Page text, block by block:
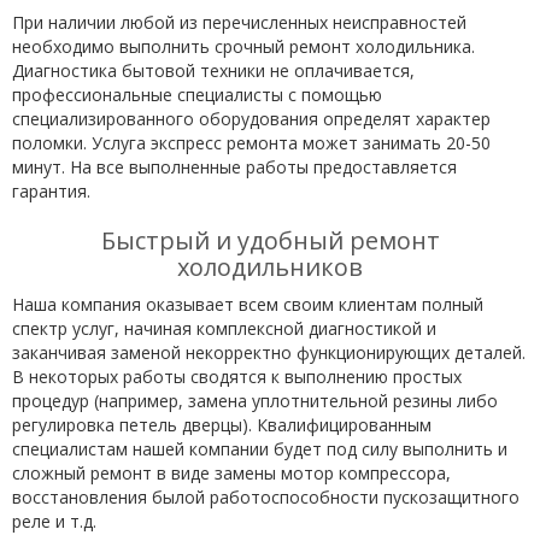
При наличии любой из перечисленных неисправностей
необходимо выполнить срочный ремонт холодильника.
Диагностика бытовой техники не оплачивается,
профессиональные специалисты с помощью
специализированного оборудования определят характер
поломки. Услуга экспресс ремонта может занимать 20-50
минут. На все выполненные работы предоставляется
гарантия.
Быстрый и удобный ремонт
холодильников
Наша компания оказывает всем своим клиентам полный
спектр услуг, начиная комплексной диагностикой и
заканчивая заменой некорректно функционирующих деталей.
В некоторых работы сводятся к выполнению простых
процедур (например, замена уплотнительной резины либо
регулировка петель дверцы). Квалифицированным
специалистам нашей компании будет под силу выполнить и
сложный ремонт в виде замены мотор компрессора,
восстановления былой работоспособности пускозащитного
реле и т.д.